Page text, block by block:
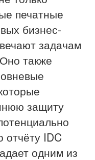
печатные
бизнес-
задачам
также
защиту
отчёту IDC
одним из